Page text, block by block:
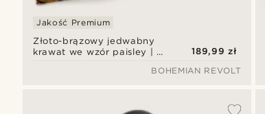
Złoto-brązowy jedwabny
krawat we wzór paisley | 8
Jakość Premium
189,99 zł
BOHEMIAN REVOLT